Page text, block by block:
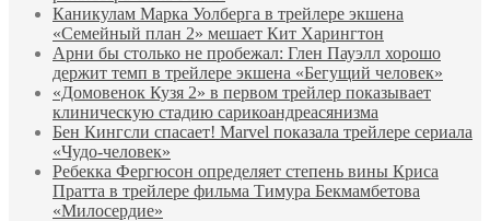
Каникулам Марка Уолберга в трейлере экшена
«Семейный план 2» мешает Кит Харингтон
Арни бы столько не пробежал: Глен Пауэлл хорошо
держит темп в трейлере экшена «Бегущий человек»
«Домовенок Кузя 2» в первом трейлер показывает
клиническую стадию сарикоандреасянизма
Бен Кингсли спасает! Marvel показала трейлере сериала
«Чудо-человек»
Ребекка Фергюсон определяет степень вины Криса
Пратта в трейлере фильма Тимура Бекмамбетова
«Милосердие»